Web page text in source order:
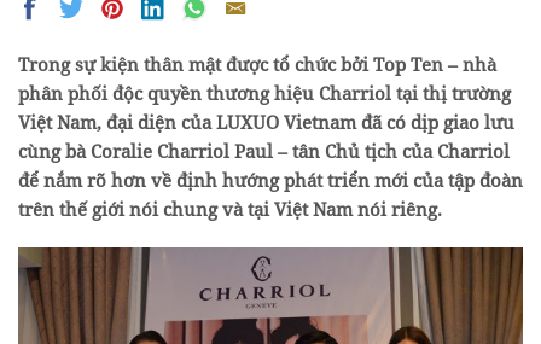
Trong sự kiện thân mật được tổ chức bởi Top Ten – nhà
phân phối độc quyền thương hiệu Charriol tại thị trường
Việt Nam, đại diện của LUXUO Vietnam đã có dịp giao lưu
cùng bà Coralie Charriol Paul – tân Chủ tịch của Charriol
để nắm rõ hơn về định hướng phát triển mới của tập đoàn
trên thế giới nói chung và tại Việt Nam nói riêng.